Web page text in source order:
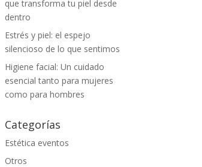
que transforma tu piel desde
dentro
Estrés y piel: el espejo
silencioso de lo que sentimos
Higiene facial: Un cuidado
esencial tanto para mujeres
como para hombres
Categorías
Estética eventos
Otros